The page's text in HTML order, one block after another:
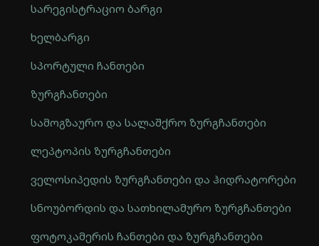
სარეგისტრაციო ბარგი
ხელბარგი
სპორტული ჩანთები
ზურგჩანთები
სამოგზაურო და სალაშქრო ზურგჩანთები
ლეპტოპის ზურგჩანთები
ველოსიპედის ზურგჩანთები და ჰიდრატორები
სნოუბორდის და სათხილამურო ზურგჩანთები
ფოტოკამერის ჩანთები და ზურგჩანთები